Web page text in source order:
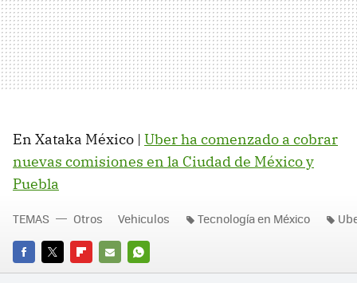
En Xataka México | Uber ha comenzado a cobrar
nuevas comisiones en la Ciudad de México y
Puebla
FACEBOOK
TWITTERFLIPBOARD
E-
WHATSAPP
TEMAS Otros Vehiculos Tecnología en México